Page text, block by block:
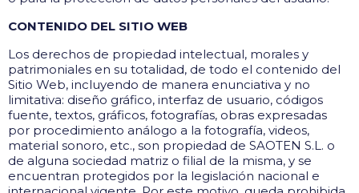
CONTENIDO DEL SITIO WEB
Los derechos de propiedad intelectual, morales y
patrimoniales en su totalidad, de todo el contenido del
Sitio Web, incluyendo de manera enunciativa y no
limitativa: diseño gráfico, interfaz de usuario, códigos
fuente, textos, gráficos, fotografías, obras expresadas
por procedimiento análogo a la fotografía, videos,
material sonoro, etc., son propiedad de SAOTEN S.L. o
de alguna sociedad matriz o filial de la misma, y se
encuentran protegidos por la legislación nacional e